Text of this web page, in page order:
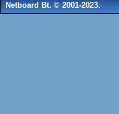
Netboard Bt. © 2001-2023.